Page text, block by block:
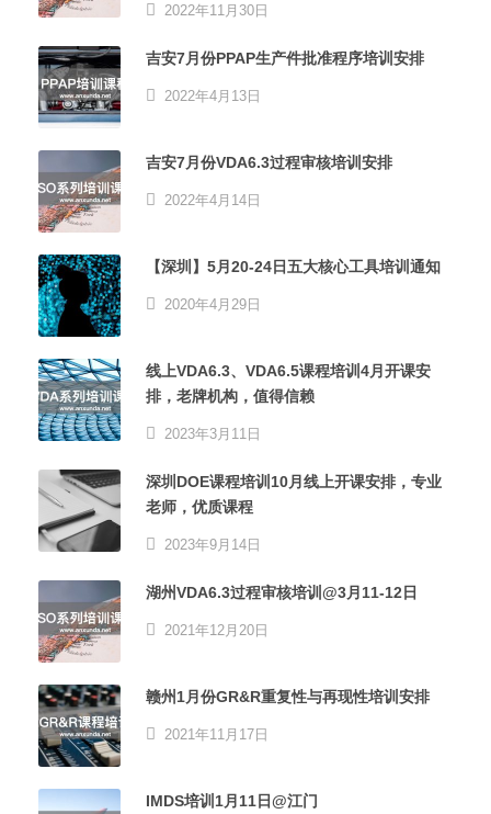
2022年11月30日
吉安7月份PPAP生产件批准程序培训安排
2022年4月13日
吉安7月份VDA6.3过程审核培训安排
2022年4月14日
【深圳】5月20-24日五大核心工具培训通知
2020年4月29日
线上VDA6.3、VDA6.5课程培训4月开课安
排，老牌机构，值得信赖
2023年3月11日
深圳DOE课程培训10月线上开课安排，专业
老师，优质课程
2023年9月14日
湖州VDA6.3过程审核培训@3月11-12日
2021年12月20日
赣州1月份GR&R重复性与再现性培训安排
2021年11月17日
IMDS培训1月11日@江门